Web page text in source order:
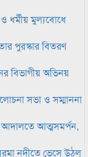
ধর্মীয় মুল্যবোধে
পুরস্কার বিতরণ
বিভাগীয় অভিনয়
সভা ও সম্মাননা
আদালতে আত্মসমর্পন,
নদীতে ভেসে উঠল